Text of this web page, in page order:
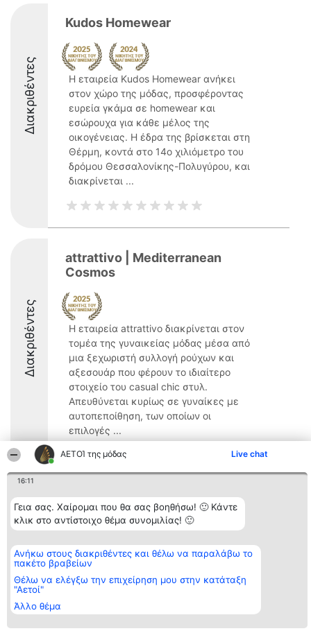
ΑΕΤΟΊ της μόδας Live chat
16:11
Γεια σας. Χαίρομαι που θα σας βοηθήσω! 🙂 Κάντε
κλικ στο αντίστοιχο θέμα συνομιλίας! 🙂
Ανήκω στους διακριθέντες και θέλω να παραλάβω το
πακέτο βραβείων
Θέλω να ελέγξω την επιχείρηση μου στην κατάταξη
"Αετοί"
Άλλο θέμα
Διακριθέντες
Kudos Homewear
Η εταιρεία Kudos Homewear ανήκει
στον χώρο της μόδας, προσφέροντας
ευρεία γκάμα σε homewear και
εσώρουχα για κάθε μέλος της
οικογένειας. Η έδρα της βρίσκεται στη
Θέρμη, κοντά στο 14ο χιλιόμετρο του
δρόμου Θεσσαλονίκης-Πολυγύρου, και
διακρίνεται ...
Διακριθέντες
attrattivo | Mediterranean
Cosmos
Η εταιρεία attrattivo διακρίνεται στον
τομέα της γυναικείας μόδας μέσα από
μια ξεχωριστή συλλογή ρούχων και
αξεσουάρ που φέρουν το ιδιαίτερο
στοιχείο του casual chic στυλ.
Απευθύνεται κυρίως σε γυναίκες με
αυτοπεποίθηση, των οποίων οι
επιλογές ...
Διοργανωτής της
κατάταξης
BEAUTIFUL COMPANY
ΤΗΛ. ΕΠΙΚΟΙΝΩΝΙΑΣ:
2104128019
email:
aetoi@beautifulcompany.co
Κατάταξη
Διακριθέντες
Λίστα όλων
διακριθέντων
Μεθοδολογία
προϋποθέσεις
ΠΟΛΙΤΙΚΗ
Επικοινωνία